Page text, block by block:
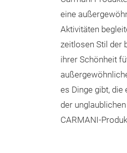
eine
Aktivitäten
zeitlosen Stil der
ihrer Schönheit
es Dinge gibt,
der
CARMANI-